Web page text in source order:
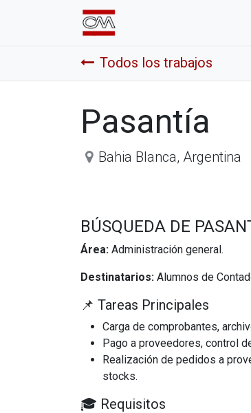
Todos los trabajos
Pasantía
Bahia Blanca, Argentina
BÚSQUEDA DE
Área: Administración general.
Destinatarios: Alumnos de
📌 Tareas Principales
Carga de comprobantes,
Pago a proveedores, control
Realización de pedidos a
stocks.
🎓 Requisitos